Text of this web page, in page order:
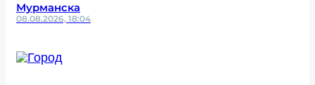
Мурманска
08.08.2026, 18:04